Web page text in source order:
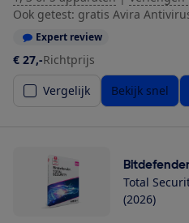
Ook getest: gratis Avira
Expert review
€ 27,-Richtprijs
Vergelijk
Bekijk snel
Total
(2026)